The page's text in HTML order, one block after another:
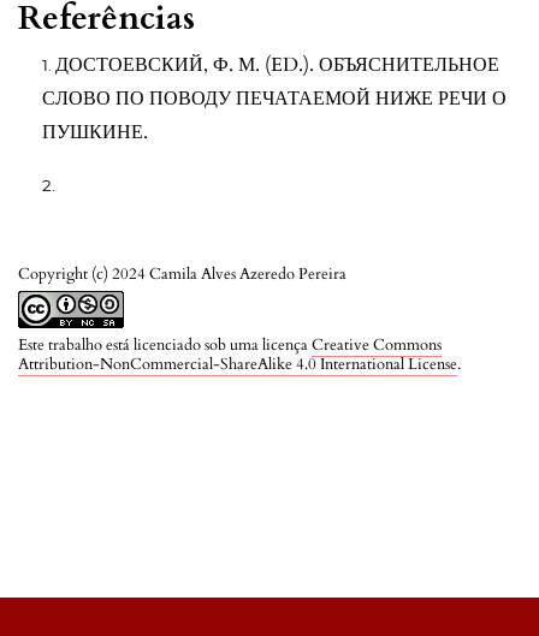
Copyright (c) 2024 Camila Alves Azeredo Pereira
Este trabalho está licenciado sob uma licençaCreative Commons
Attribution-NonCommercial-ShareAlike 4.0 International License.
Referências
ДОСТОЕВСКИЙ, Ф. М. (ED.). ОБЪЯСНИТЕЛЬНОЕ
СЛОВО ПО ПОВОДУ ПЕЧАТАЕМОЙ НИЖЕ РЕЧИ О
ПУШКИНЕ.